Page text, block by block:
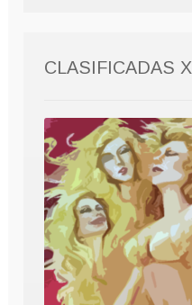
CLASIFICADAS X